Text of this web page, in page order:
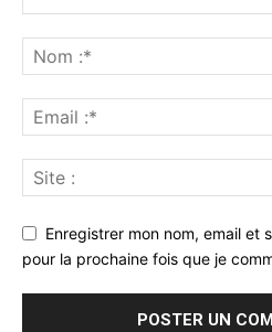
Enregistrer mon nom, email et
pour la prochaine fois que je